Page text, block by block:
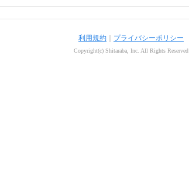
利用規約 プライバシーポリシー
Copyright(c) Shitaraba, Inc. All Rights Reserved